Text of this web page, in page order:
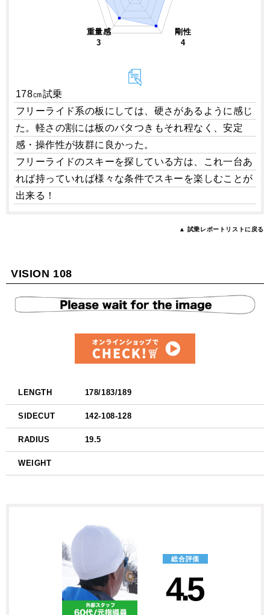
剛性
4
重量感
3
178㎝試乗
フリーライド系の板にしては、硬さがあるように感じ
た。軽さの割には板のバタつきもそれ程なく、安定
感・操作性が抜群に良かった。
フリーライドのスキーを探している方は、これ一台あ
れば持っていれば様々な条件でスキーを楽しむことが
出来る！
▲ 試乗レポートリストに戻る
VISION 108
LENGTH 178/183/189
SIDECUT 142-108-128
RADIUS 19.5
WEIGHT
総合評価
4.5